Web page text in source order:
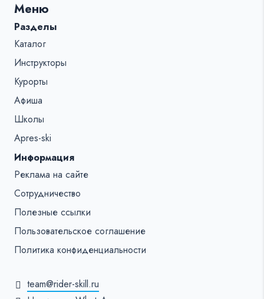
%s:
Меню
Разделы
Каталог
Инструкторы
Курорты
Афиша
Школы
Apres-ski
Информация
Реклама на сайте
Сотрудничество
Полезные ссылки
Пользовательское соглашение
Политика конфиденциальности
team@rider-skill.ru